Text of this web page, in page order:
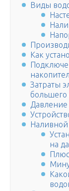
Виды
Как
Затраты
большего
Давление
Наливной
на